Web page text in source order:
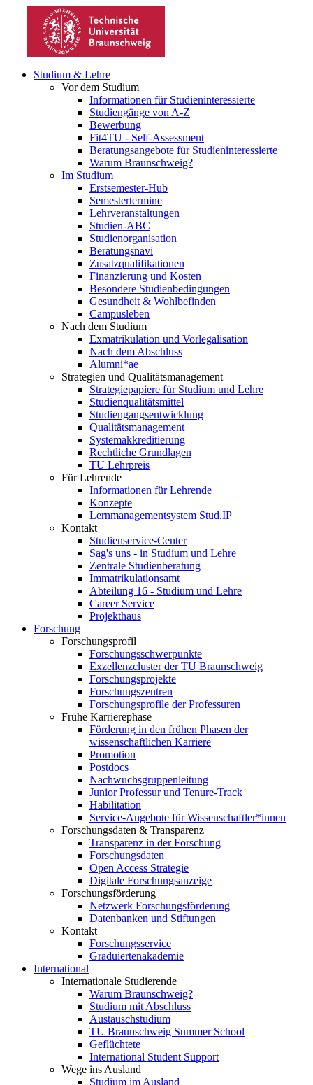
Studium & Lehre
Vor dem Studium
Informationen für Studieninteressierte
Studiengänge von A-Z
Bewerbung
Fit4TU - Self-Assessment
Beratungsangebote für Studieninteressierte
Warum Braunschweig?
Im Studium
Erstsemester-Hub
Semestertermine
Lehrveranstaltungen
Studien-ABC
Studienorganisation
Beratungsnavi
Zusatzqualifikationen
Finanzierung und Kosten
Besondere Studienbedingungen
Gesundheit & Wohlbefinden
Campusleben
Nach dem Studium
Exmatrikulation und Vorlegalisation
Nach dem Abschluss
Alumni*ae
Strategien und Qualitätsmanagement
Strategiepapiere für Studium und Lehre
Studienqualitätsmittel
Studiengangsentwicklung
Qualitätsmanagement
Systemakkreditierung
Rechtliche Grundlagen
TU Lehrpreis
Für Lehrende
Informationen für Lehrende
Konzepte
Lernmanagementsystem Stud.IP
Kontakt
Studienservice-Center
Sag's uns - in Studium und Lehre
Zentrale Studienberatung
Immatrikulationsamt
Abteilung 16 - Studium und Lehre
Career Service
Projekthaus
Forschung
Forschungsprofil
Forschungsschwerpunkte
Exzellenzcluster der TU Braunschweig
Forschungsprojekte
Forschungszentren
Forschungsprofile der Professuren
Frühe Karrierephase
Förderung in den frühen Phasen der
wissenschaftlichen Karriere
Promotion
Postdocs
Nachwuchsgruppenleitung
Junior Professur und Tenure-Track
Habilitation
Service-Angebote für Wissenschaftler*innen
Forschungsdaten & Transparenz
Transparenz in der Forschung
Forschungsdaten
Open Access Strategie
Digitale Forschungsanzeige
Forschungsförderung
Netzwerk Forschungsförderung
Datenbanken und Stiftungen
Kontakt
Forschungsservice
Graduiertenakademie
International
Internationale Studierende
Warum Braunschweig?
Studium mit Abschluss
Austauschstudium
TU Braunschweig Summer School
Geflüchtete
International Student Support
Wege ins Ausland
Studium im Ausland